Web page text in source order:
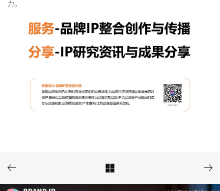
力。
  